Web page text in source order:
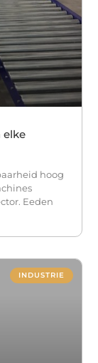
elke
hoog
Eeden
INDUSTRIE